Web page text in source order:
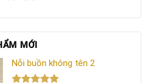
MỚI
Nỗi buồn không tên 2